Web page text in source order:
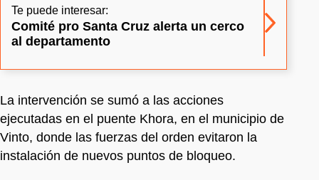
Te puede interesar:
Comité pro Santa Cruz alerta un cerco
al departamento
La intervención se sumó a las acciones
ejecutadas en el puente Khora, en el municipio de
Vinto, donde las fuerzas del orden evitaron la
instalación de nuevos puntos de bloqueo.